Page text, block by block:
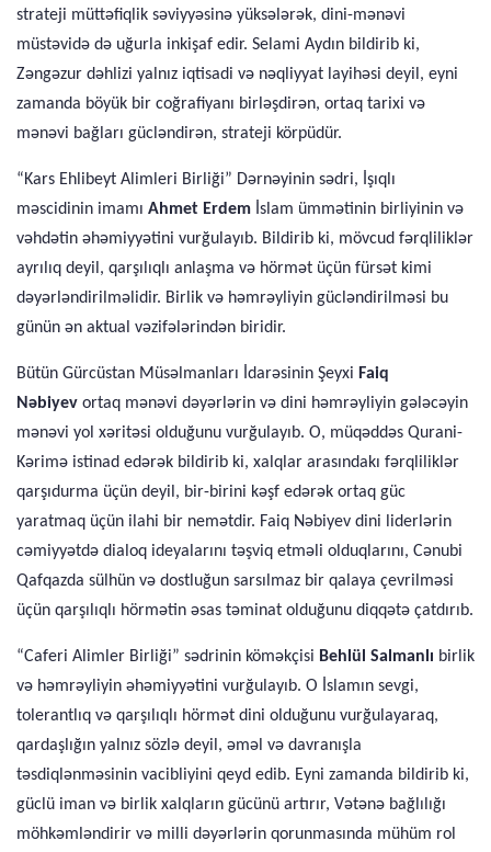
strateji müttəfiqlik səviyyəsinə yüksələrək, dini-mənəvi
müstəvidə də uğurla inkişaf edir. Selami Aydın bildirib ki,
Zəngəzur dəhlizi yalnız iqtisadi və nəqliyyat layihəsi deyil, eyni
zamanda böyük bir coğrafiyanı birləşdirən, ortaq tarixi və
mənəvi bağları gücləndirən, strateji körpüdür.
“Kars Ehlibeyt Alimleri Birliği” Dərnəyinin sədri, İşıqlı
məscidinin imamı Ahmet Erdem İslam ümmətinin birliyinin və
vəhdətin əhəmiyyətini vurğulayıb. Bildirib ki, mövcud fərqliliklər
ayrılıq deyil, qarşılıqlı anlaşma və hörmət üçün fürsət kimi
dəyərləndirilməlidir. Birlik və həmrəyliyin gücləndirilməsi bu
günün ən aktual vəzifələrindən biridir.
Bütün Gürcüstan Müsəlmanları İdarəsinin Şeyxi Faiq
Nəbiyev ortaq mənəvi dəyərlərin və dini həmrəyliyin gələcəyin
mənəvi yol xəritəsi olduğunu vurğulayıb. O, müqəddəs Qurani-
Kərimə istinad edərək bildirib ki, xalqlar arasındakı fərqliliklər
qarşıdurma üçün deyil, bir-birini kəşf edərək ortaq güc
yaratmaq üçün ilahi bir nemətdir. Faiq Nəbiyev dini liderlərin
cəmiyyətdə dialoq ideyalarını təşviq etməli olduqlarını, Cənubi
Qafqazda sülhün və dostluğun sarsılmaz bir qalaya çevrilməsi
üçün qarşılıqlı hörmətin əsas təminat olduğunu diqqətə çatdırıb.
“Caferi Alimler Birliği” sədrinin köməkçisi Behlül Salmanlı birlik
və həmrəyliyin əhəmiyyətini vurğulayıb. O İslamın sevgi,
tolerantlıq və qarşılıqlı hörmət dini olduğunu vurğulayaraq,
qardaşlığın yalnız sözlə deyil, əməl və davranışla
təsdiqlənməsinin vacibliyini qeyd edib. Eyni zamanda bildirib ki,
güclü iman və birlik xalqların gücünü artırır, Vətənə bağlılığı
möhkəmləndirir və milli dəyərlərin qorunmasında mühüm rol